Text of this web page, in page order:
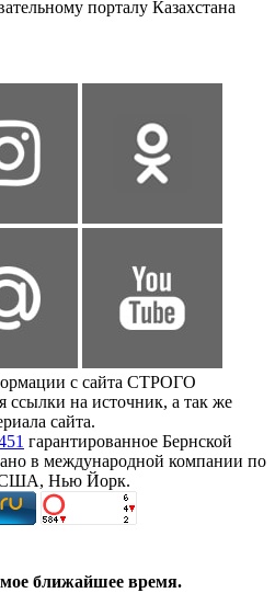
порталу Казахстана
с сайта СТРОГО
на источник, а так же
сайта.
гарантированное Бернской
в международной компании по
США, Нью Йорк.
ближайшее время.